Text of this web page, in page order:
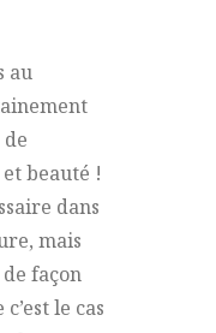
au
beauté !
dans
mais
façon
le cas